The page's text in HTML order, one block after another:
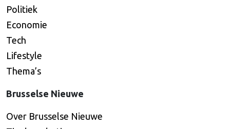
Politiek
Economie
Tech
Lifestyle
Thema’s
Brusselse Nieuwe
Over Brusselse Nieuwe